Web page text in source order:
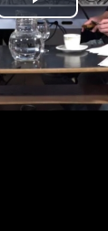
Play
Video